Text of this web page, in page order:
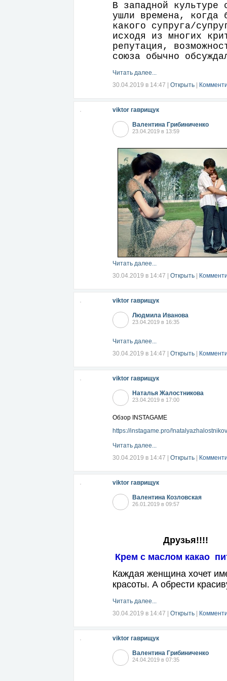
В западной культуре
ушли времена, когда
какого супруга/
исходя из многих
репутация,
союза обычно
Читать далее...
30.04.2019 в 14:47
Открыть
viktor гаврищук
Валентина Грибиниченко
23.04.2019 в 13:59
Читать далее...
30.04.2019 в 14:47
Открыть
viktor гаврищук
Людмила Иванова
23.04.2019 в 16:35
Читать далее...
30.04.2019 в 14:47
Открыть
viktor гаврищук
Наталья Жалостникова
23.04.2019 в 17:00
Обзор INSTAGAME
https://instagame.pro/
Читать далее...
30.04.2019 в 14:47
Открыть
viktor гаврищук
Валентина Козловская
26.01.2019 в 09:57
Друзья!!!!
Крем с маслом какао
Каждая женщина хочет
красоты. А обрести
Читать далее...
30.04.2019 в 14:47
Открыть
viktor гаврищук
Валентина Грибиниченко
24.04.2019 в 07:35